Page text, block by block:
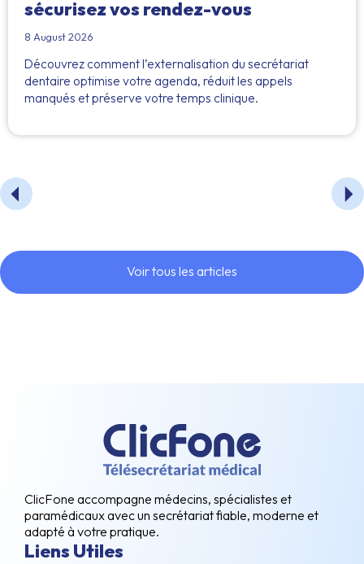
sécurisez vos rendez-vous
8 August 2026
Découvrez comment l’externalisation du secrétariat
dentaire optimise votre agenda, réduit les appels
manqués et préserve votre temps clinique.
Voir tous les articles
ClicFone accompagne médecins, spécialistes et
paramédicaux avec un secrétariat fiable, moderne et
adapté à votre pratique.
Liens Utiles